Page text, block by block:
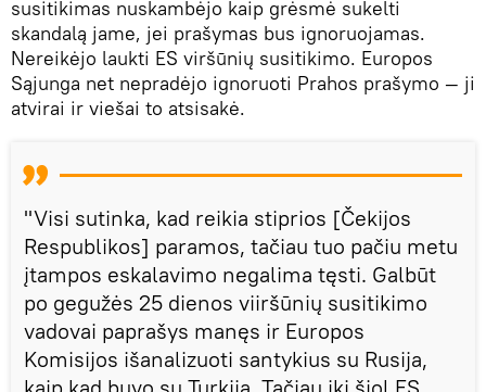
susitikimas nuskambėjo kaip grėsmė sukelti
skandalą jame, jei prašymas bus ignoruojamas.
Nereikėjo laukti ES viršūnių susitikimo. Europos
Sąjunga net nepradėjo ignoruoti Prahos prašymo — ji
atvirai ir viešai to atsisakė.
"Visi sutinka, kad reikia stiprios [Čekijos
Respublikos] paramos, tačiau tuo pačiu metu
įtampos eskalavimo negalima tęsti. Galbūt
po gegužės 25 dienos viiršūnių susitikimo
vadovai paprašys manęs ir Europos
Komisijos išanalizuoti santykius su Rusija,